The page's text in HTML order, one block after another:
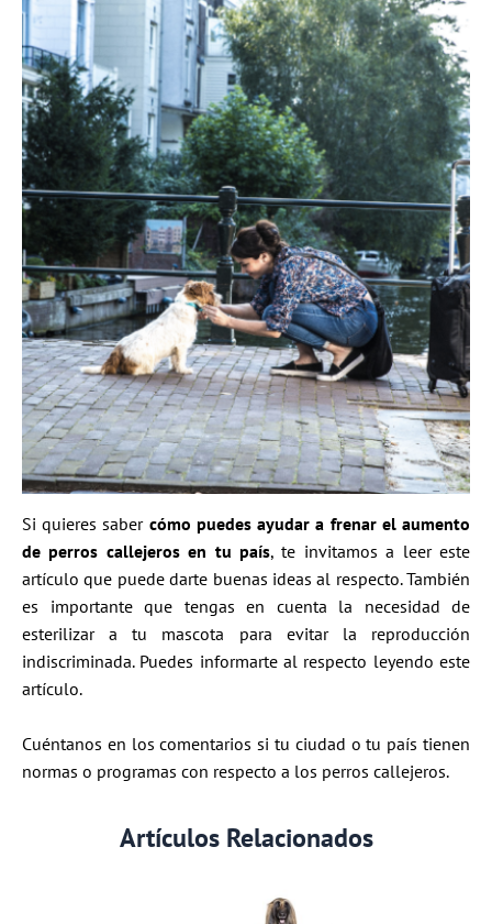
Si quieres saber cómo puedes ayudar a frenar el aumento
de perros callejeros en tu país, te invitamos a leer este
artículo que puede darte buenas ideas al respecto. También
es importante que tengas en cuenta la necesidad de
esterilizar a tu mascota para evitar la reproducción
indiscriminada. Puedes informarte al respecto leyendo este
artículo.
Cuéntanos en los comentarios si tu ciudad o tu país tienen
normas o programas con respecto a los perros callejeros.
Artículos Relacionados